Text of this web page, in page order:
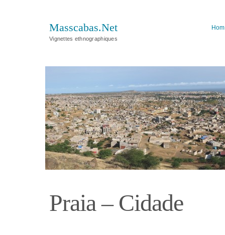
Masscabas.Net
Vignettes ethnographiques
Praia – Cidade